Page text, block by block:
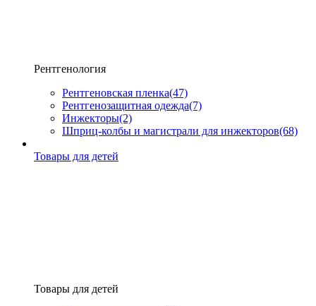
Рентгенология
Рентгеновская пленка(47)
Рентгенозащитная одежда(7)
Инжекторы(2)
Шприц-колбы и магистрали для инжекторов(68)
Товары для детей
Товары для детей